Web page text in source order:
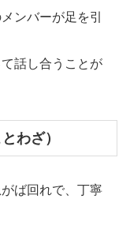
ンバーが足を引
話し合うことが
わざ）
ば回れで、丁寧